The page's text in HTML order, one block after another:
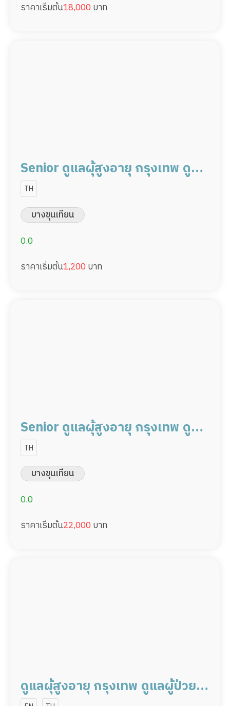
ราคาเริ่มต้น18,000 บาท
Senior ดูแลผุ้สูงอายุ กรุงเทพ ดูแล
ผู้ป่วย 30,000 /เดือน มี
ประสบการณ์ เป็นพยาบาล พร้อม
TH
บางขุนเทียน
0.0
ราคาเริ่มต้น1,200 บาท
Senior ดูแลผุ้สูงอายุ กรุงเทพ ดูแล
ผู้ป่วย 22,000/เดือน มืออาชีพ
พร้อมดูแล
TH
บางขุนเทียน
0.0
ราคาเริ่มต้น22,000 บาท
ดูแลผุ้สูงอายุ กรุงเทพ ดูแลผู้ป่วย